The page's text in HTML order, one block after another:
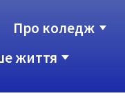
Про коледж
життя